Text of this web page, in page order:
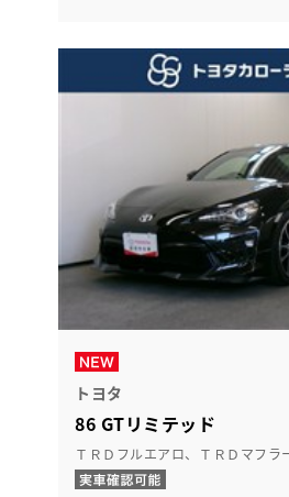
トヨタ
86 GTリミテッド
ＴＲＤフルエアロ、ＴＲＤマフラ